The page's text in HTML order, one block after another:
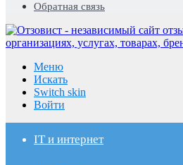
Обратная связь
Меню
Искать
Switch skin
Войти
IT и интернет